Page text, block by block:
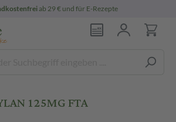
ab 29 € und für E-Rezepte
125MG FTA